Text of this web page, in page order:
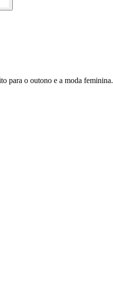
para o outono e a moda feminina.